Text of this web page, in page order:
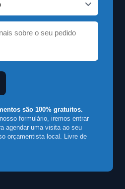
são 100% gratuitos.
formulário, iremos entrar
agendar uma visita ao seu
orçamentista local. Livre de